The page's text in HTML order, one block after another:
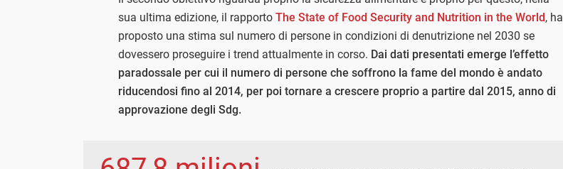
sua ultima edizione, il rapporto The State of Food Security and Nutrition in the World, ha
proposto una stima sul numero di persone in condizioni di denutrizione nel 2030 se
dovessero proseguire i trend attualmente in corso. Dai dati presentati emerge l’effetto
paradossale per cui il numero di persone che soffrono la fame del mondo è andato
riducendosi fino al 2014, per poi tornare a crescere proprio a partire dal 2015, anno di
approvazione degli Sdg.